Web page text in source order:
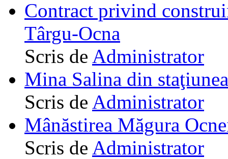
Contract privind
Târgu-Ocna
Scris de Administrator
Mina Salina din
Scris de Administrator
Mânăstirea Măgura
Scris de Administrator